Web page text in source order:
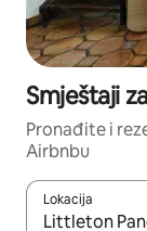
Smještaji
Pronađite i
Airbnbu
Lokacija
Kada budu